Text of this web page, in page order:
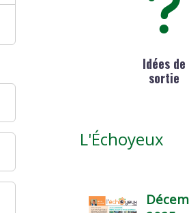
Idées de
sortie
L'Échoyeux